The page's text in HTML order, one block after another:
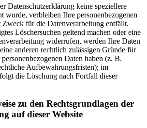
Datenschutzerklärung keine speziellere
wurde, verbleiben Ihre personenbezogenen
Zweck für die Datenverarbeitung entfällt.
Löschersuchen geltend machen oder eine
widerrufen, werden Ihre Daten
anderen rechtlich zulässigen Gründe für
Daten haben (z. B.
Aufbewahrungsfristen); im
die Löschung nach Fortfall dieser
zu den Rechtsgrundlagen der
auf dieser Website